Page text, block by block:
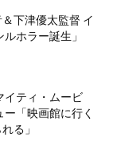
下津優太監督 イ
ホラー誕生」
イティ・ムービ
「映画館に行く
る」